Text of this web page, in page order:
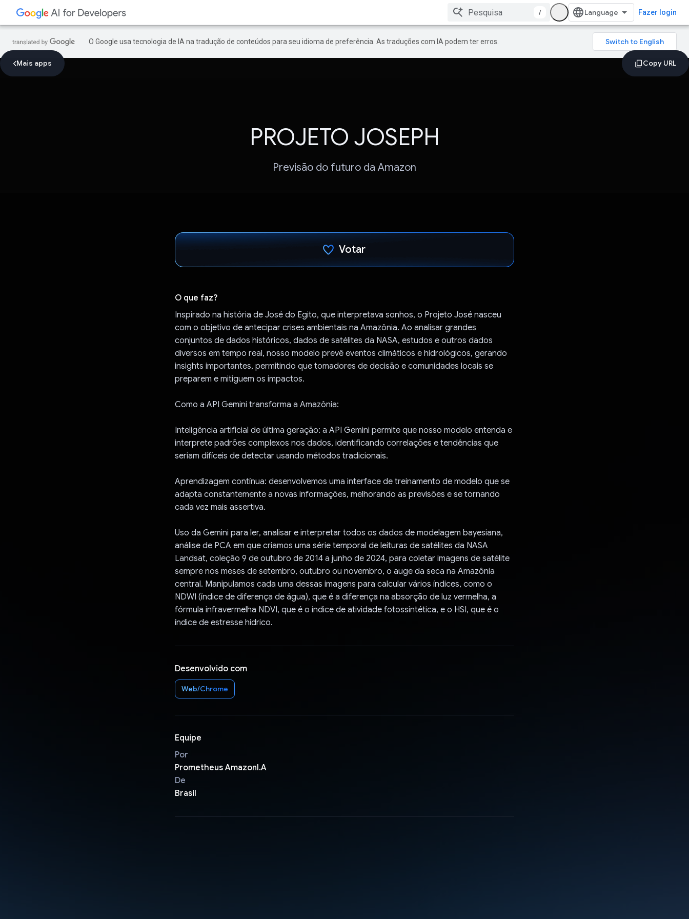
/ Fazer login
O Google usa tecnologia de IA na tradução de conteúdos para seu idioma de preferência. As traduções com IA podem ter erros.
Mais apps
PROJETO JOSEPH
Previsão do futuro da Amazon
Votar
O que faz?
Inspirado na história de José do Egito, que interpretava sonhos, o Projeto José nasceu
com o objetivo de antecipar crises ambientais na Amazônia. Ao analisar grandes
conjuntos de dados históricos, dados de satélites da NASA, estudos e outros dados
diversos em tempo real, nosso modelo prevê eventos climáticos e hidrológicos, gerando
insights importantes, permitindo que tomadores de decisão e comunidades locais se
preparem e mitiguem os impactos.
Como a API Gemini transforma a Amazônia:
Inteligência artificial de última geração: a API Gemini permite que nosso modelo entenda e
interprete padrões complexos nos dados, identificando correlações e tendências que
seriam difíceis de detectar usando métodos tradicionais.
Aprendizagem contínua: desenvolvemos uma interface de treinamento de modelo que se
adapta constantemente a novas informações, melhorando as previsões e se tornando
cada vez mais assertiva.
Uso da Gemini para ler, analisar e interpretar todos os dados de modelagem bayesiana,
análise de PCA em que criamos uma série temporal de leituras de satélites da NASA
Landsat, coleção 9 de outubro de 2014 a junho de 2024, para coletar imagens de satélite
sempre nos meses de setembro, outubro ou novembro, o auge da seca na Amazônia
central. Manipulamos cada uma dessas imagens para calcular vários índices, como o
NDWI (índice de diferença de água), que é a diferença na absorção de luz vermelha, a
fórmula infravermelha NDVI, que é o índice de atividade fotossintética, e o HSI, que é o
índice de estresse hídrico.
Desenvolvido com
Web/Chrome
Equipe
Por
Prometheus AmazonI.A
De
Brasil